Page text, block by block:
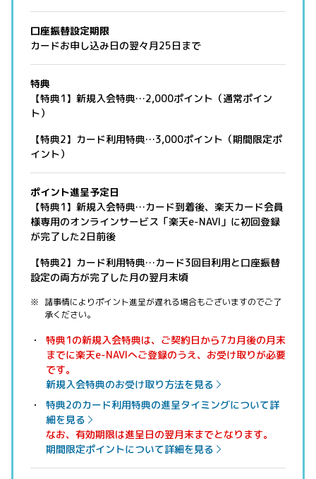
口座振替設定期限
カードお申し込み日の翌々月25日まで
特典
【特典1】新規入会特典…2,000ポイント（通常ポイン
ト）
【特典2】カード利用特典…3,000ポイント（期間限定ポ
イント）
ポイント進呈予定日
【特典1】新規入会特典…カード到着後、楽天カード会員
様専用のオンラインサービス「楽天e-NAVI」に初回登録
が完了した2日前後
【特典2】カード利用特典…カード3回目利用と口座振替
設定の両方が完了した月の翌月末頃
諸事情によりポイント進呈が遅れる場合もございますのでご了
承ください。
特典1の新規入会特典は、ご契約日から7カ月後の月末
までに楽天e-NAVIへご登録のうえ、お受け取りが必要
です。
新規入会特典のお受け取り方法を見る
特典2のカード利用特典の進呈タイミングについて詳
細を見る
なお、有効期限は進呈日の翌月末までとなります。
期間限定ポイントについて詳細を見る